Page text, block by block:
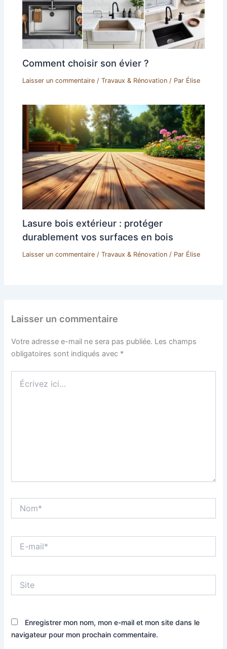
Comment choisir son évier ?
Laisser un commentaire /Travaux & Rénovation / Par Élise
Lasure bois extérieur : protéger
durablement vos surfaces en bois
Laisser un commentaire /Travaux & Rénovation / Par Élise
Laisser un commentaire
Votre adresse e-mail ne sera pas publiée. Les champs
obligatoires sont indiqués avec *
ici…
mail*
Enregistrer mon nom, mon e-mail et mon site dans le
navigateur pour mon prochain commentaire.